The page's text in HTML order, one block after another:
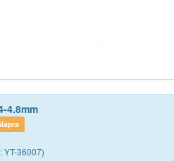
4.8mm
YT-36007)